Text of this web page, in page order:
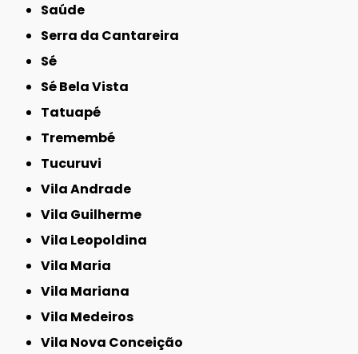
Saúde
Serra da Cantareira
Sé
Sé Bela Vista
Tatuapé
Tremembé
Tucuruvi
Vila Andrade
Vila Guilherme
Vila Leopoldina
Vila Maria
Vila Mariana
Vila Medeiros
Vila Nova Conceição